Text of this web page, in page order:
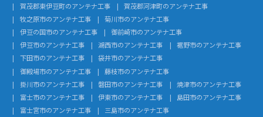
賀茂郡東伊豆町のアンテナ工事
賀茂郡河津町のアンテナ工事
牧之原市のアンテナ工事
菊川市のアンテナ工事
伊豆の国市のアンテナ工事
御前崎市のアンテナ工事
伊豆市のアンテナ工事
湖西市のアンテナ工事
裾野市のアンテナ工事
下田市のアンテナ工事
袋井市のアンテナ工事
御殿場市のアンテナ工事
藤枝市のアンテナ工事
掛川市のアンテナ工事
磐田市のアンテナ工事
焼津市のアンテナ工事
富士市のアンテナ工事
伊東市のアンテナ工事
島田市のアンテナ工事
富士宮市のアンテナ工事
三島市のアンテナ工事